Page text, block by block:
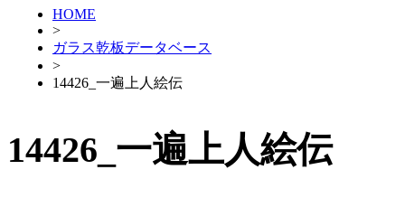
HOME
>
ガラス乾板データベース
>
14426_一遍上人絵伝
14426_一遍上人絵伝